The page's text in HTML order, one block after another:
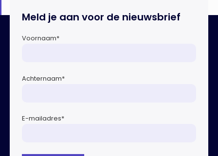
Meld je aan voor de nieuwsbrief
Voornaam*
Achternaam*
E-mailadres*